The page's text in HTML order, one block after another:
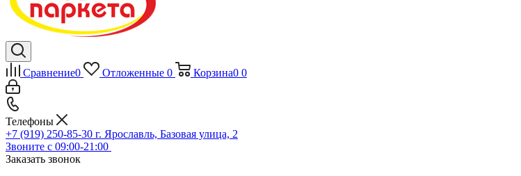
Сравнение0 Отложенные 0 Корзина0 0
Телефоны
+7 (919) 250-85-30 г. Ярославль, Базовая улица, 2
Звоните с 09:00-21:00
Заказать звонок